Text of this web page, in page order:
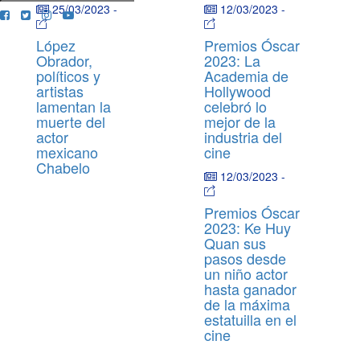
25/03/2023 -
López
Obrador,
políticos y
artistas
lamentan la
muerte del
actor
mexicano
Chabelo
12/03/2023 -
Premios Óscar
2023: La
Academia de
Hollywood
celebró lo
mejor de la
industria del
cine
12/03/2023 -
Premios Óscar
2023: Ke Huy
Quan sus
pasos desde
un niño actor
hasta ganador
de la máxima
estatuilla en el
cine